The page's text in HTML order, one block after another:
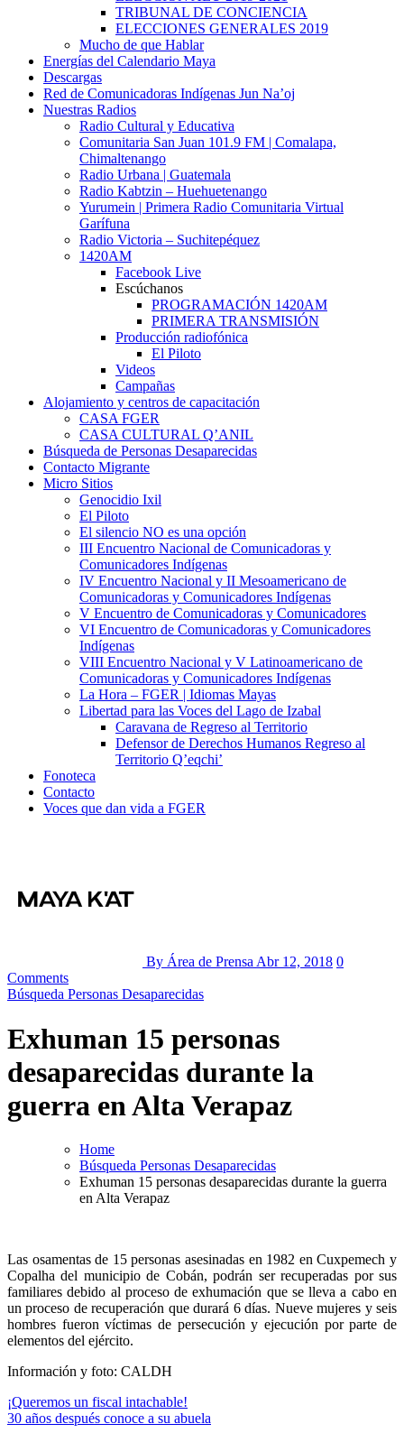
TRIBUNAL DE CONCIENCIA
ELECCIONES GENERALES 2019
Mucho de que Hablar
Energías del Calendario Maya
Descargas
Red de Comunicadoras Indígenas Jun Na’oj
Nuestras Radios
Radio Cultural y Educativa
Comunitaria San Juan 101.9 FM | Comalapa,
Chimaltenango
Radio Urbana | Guatemala
Radio Kabtzin – Huehuetenango
Yurumein | Primera Radio Comunitaria Virtual
Garífuna
Radio Victoria – Suchitepéquez
1420AM
Facebook Live
Escúchanos
PROGRAMACIÓN 1420AM
PRIMERA TRANSMISIÓN
Producción radiofónica
El Piloto
Videos
Campañas
Alojamiento y centros de capacitación
CASA FGER
CASA CULTURAL Q’ANIL
Búsqueda de Personas Desaparecidas
Contacto Migrante
Micro Sitios
Genocidio Ixil
El Piloto
El silencio NO es una opción
III Encuentro Nacional de Comunicadoras y
Comunicadores Indígenas
IV Encuentro Nacional y II Mesoamericano de
Comunicadoras y Comunicadores Indígenas
V Encuentro de Comunicadoras y Comunicadores
VI Encuentro de Comunicadoras y Comunicadores
Indígenas
VIII Encuentro Nacional y V Latinoamericano de
Comunicadoras y Comunicadores Indígenas
La Hora – FGER | Idiomas Mayas
Libertad para las Voces del Lago de Izabal
Caravana de Regreso al Territorio
Defensor de Derechos Humanos Regreso al
Territorio Q’eqchi’
Fonoteca
Contacto
Voces que dan vida a FGER
By Área de Prensa Abr 12, 2018 0
Comments
Búsqueda Personas Desaparecidas
Exhuman 15 personas
desaparecidas durante la
guerra en Alta Verapaz
Home
Búsqueda Personas Desaparecidas
Exhuman 15 personas desaparecidas durante la guerra
en Alta Verapaz
Las osamentas de 15 personas asesinadas en 1982 en Cuxpemech y
Copalha del municipio de Cobán, podrán ser recuperadas por sus
familiares debido al proceso de exhumación que se lleva a cabo en
un proceso de recuperación que durará 6 días. Nueve mujeres y seis
hombres fueron víctimas de persecución y ejecución por parte de
elementos del ejército.
Información y foto: CALDH
Navegación
¡Queremos un fiscal intachable!
30 años después conoce a su abuela